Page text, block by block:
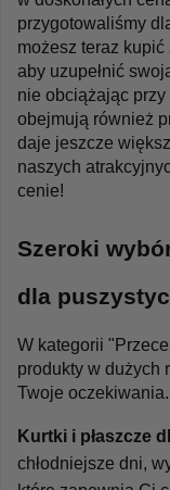
przygotowaliśmy
możesz teraz kupić
aby uzupełnić
nie obciążając
obejmują również
daje jeszcze
naszych
cenie!
Szeroki
dla
W kategorii
produkty w dużych
Twoje
Kurtki i płaszcze
chłodniejsze dni,